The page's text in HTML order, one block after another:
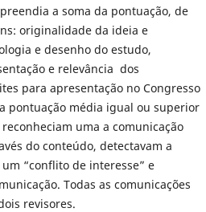
a soma da pontuação, de
originalidade da ideia e
e desenho do estudo,
e relevância dos
para apresentação no Congresso
pontuação média igual ou superior
uma a comunicação
do conteúdo, detectavam a
“conflito de interesse” e
Todas as comunicações
revisores.